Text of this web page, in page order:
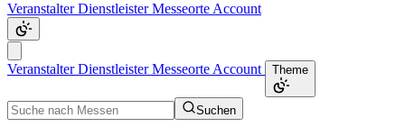
VeranstalterDienstleisterMesseorte Account
VeranstalterDienstleisterMesseorte Account Theme
Suchen